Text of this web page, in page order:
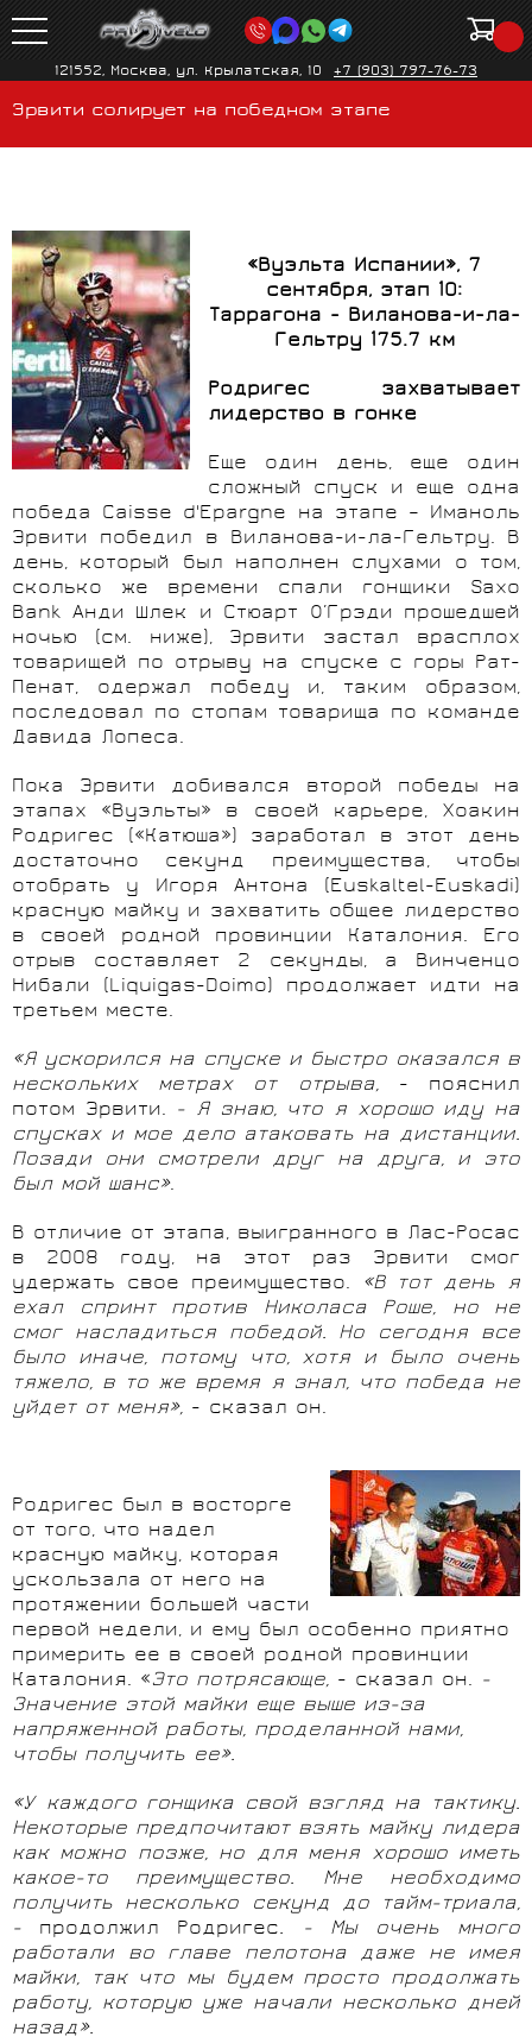
121552, Москва, ул. Крылатская, 10 +7 (903) 797-76-73
Эрвити солирует на победном этапе
«Вуэльта Испании», 7
сентября, этап 10:
Таррагона - Виланова-и-ла-
Гельтру 175.7 км
Родригес захватывает
лидерство в гонке
Еще один день, еще один
сложный спуск и еще одна
победа Caisse d'Epargne на этапе – Иманоль
Эрвити победил в Виланова-и-ла-Гельтру. В
день, который был наполнен слухами о том,
сколько же времени спали гонщики Saxo
Bank Анди Шлек и Стюарт О’Грэди прошедшей
ночью (см. ниже), Эрвити застал врасплох
товарищей по отрыву на спуске с горы Рат-
Пенат, одержал победу и, таким образом,
последовал по стопам товарища по команде
Давида Лопеса.
Пока Эрвити добивался второй победы на
этапах «Вуэльты» в своей карьере, Хоакин
Родригес («Катюша») заработал в этот день
достаточно секунд преимущества, чтобы
отобрать у Игоря Антона (Euskaltel-Euskadi)
красную майку и захватить общее лидерство
в своей родной провинции Каталония. Его
отрыв составляет 2 секунды, а Винченцо
Нибали (Liquigas-Doimo) продолжает идти на
третьем месте.
«Я ускорился на спуске и быстро оказался в
нескольких метрах от отрыва, - пояснил
потом Эрвити. - Я знаю, что я хорошо иду на
спусках и мое дело атаковать на дистанции.
Позади они смотрели друг на друга, и это
был мой шанс».
В отличие от этапа, выигранного в Лас-Росас
в 2008 году, на этот раз Эрвити смог
удержать свое преимущество.
«В тот день я
ехал спринт против Николаса Роше, но не
смог насладиться победой. Но сегодня все
было иначе, потому что, хотя и было очень
тяжело, в то же время я знал, что победа не
уйдет от меня», - сказал он.
Родригес был в восторге
от того, что надел
красную майку, которая
ускользала от него на
протяжении большей части
первой недели, и ему был особенно приятно
примерить ее в своей родной провинции
Каталония. «Это потрясающе, - сказал он. -
Значение этой майки еще выше из-за
напряженной работы, проделанной нами,
чтобы получить ее».
«У каждого гонщика свой взгляд на тактику.
Некоторые предпочитают взять майку лидера
как можно позже, но для меня хорошо иметь
какое-то преимущество. Мне необходимо
получить несколько секунд до тайм-триала,
- продолжил Родригес. - Мы очень много
работали во главе пелотона даже не имея
майки, так что мы будем просто продолжать
работу, которую уже начали несколько дней
назад».